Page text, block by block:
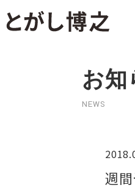
お知
NEWS
週